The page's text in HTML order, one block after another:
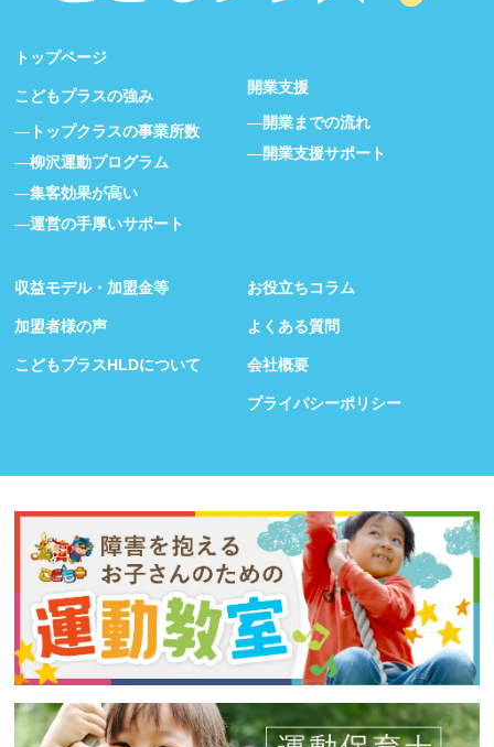
トップページ
こどもプラスの強み
トップクラスの事業所数
柳沢運動プログラム
集客効果が高い
運営の手厚いサポート
開業支援
開業までの流れ
開業支援サポート
収益モデル・加盟金等
加盟者様の声
こどもプラスHLDについて
お役立ちコラム
よくある質問
会社概要
プライバシーポリシー